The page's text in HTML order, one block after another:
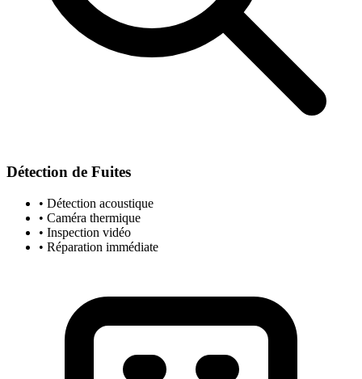
Détection de Fuites
• Détection acoustique
• Caméra thermique
• Inspection vidéo
• Réparation immédiate